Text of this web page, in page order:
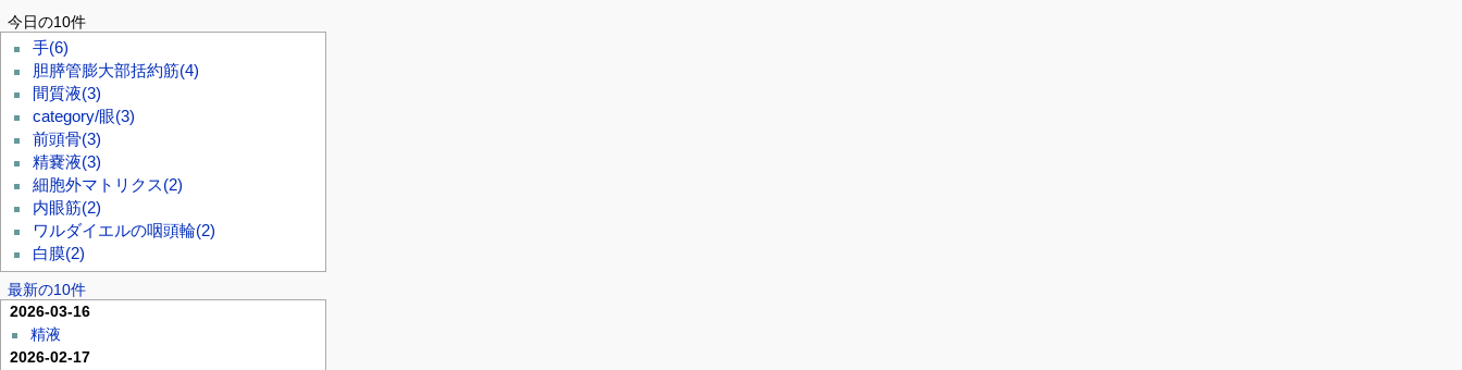
今日の10件
手(6)
胆膵管膨大部括約筋(4)
間質液(3)
category/眼(3)
前頭骨(3)
精嚢液(3)
細胞外マトリクス(2)
内眼筋(2)
ワルダイエルの咽頭輪(2)
白膜(2)
最新の10件
2026-03-16
精液
2026-02-17